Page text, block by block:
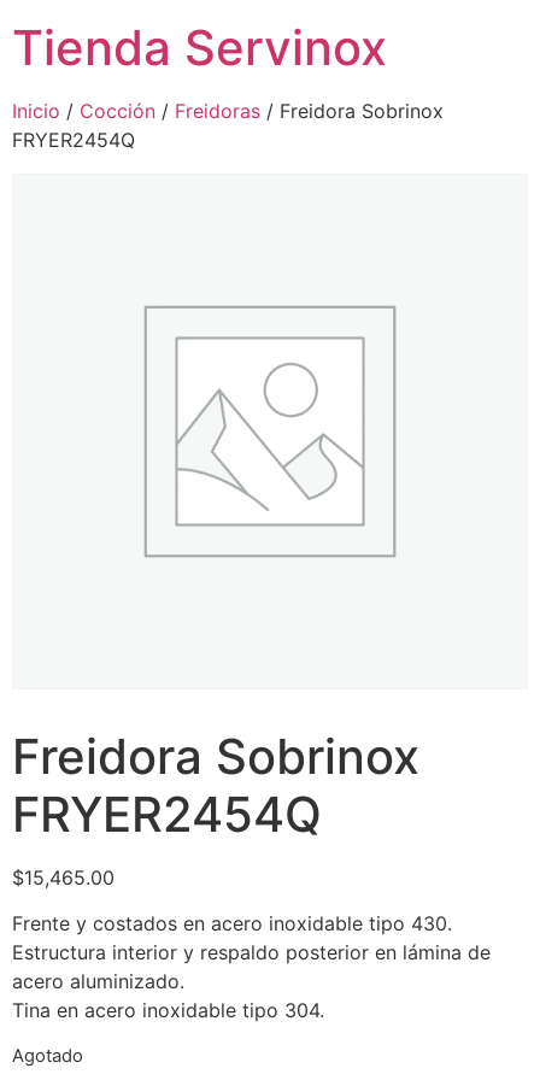
Tienda Servinox
Inicio / Cocción / Freidoras / Freidora Sobrinox
FRYER2454Q
Freidora Sobrinox
FRYER2454Q
$15,465.00
Frente y costados en acero inoxidable tipo 430.
Estructura interior y respaldo posterior en lámina de
acero aluminizado.
Tina en acero inoxidable tipo 304.
Agotado